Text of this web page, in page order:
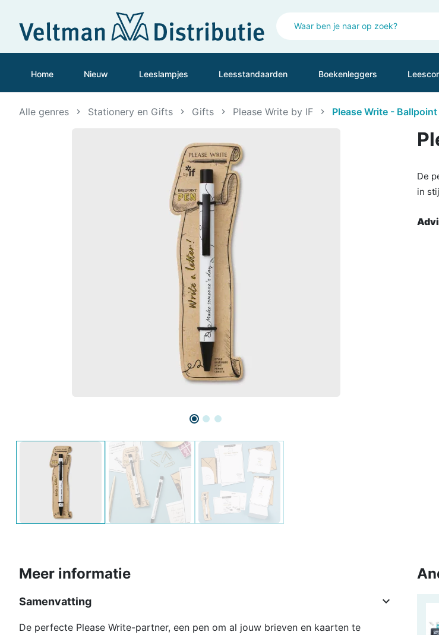
Home Nieuw Leeslampjes Leesstandaarden Boekenleggers
Alle genres Stationery en Gifts Gifts Please Write by IF Please Write -
De
in
Meer informatie
Samenvatting 
De perfecte Please Write-partner, een pen om al jouw brieven en kaarten te